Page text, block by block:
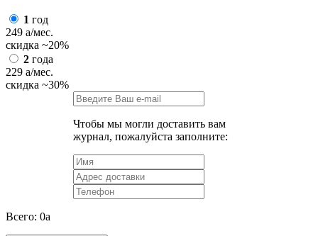
1 год
249 a/мес.
скидка ~20%
2 года
229 a/мес.
скидка ~30%
Чтобы мы могли доставить вам
журнал, пожалуйста заполните:
Всего: 0a